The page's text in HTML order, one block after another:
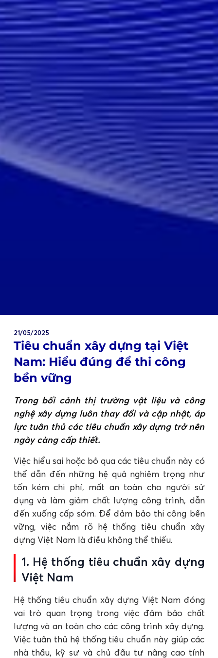
21/05/2025
Tiêu chuẩn xây dựng tại Việt
Nam: Hiểu đúng để thi công
bền vững
Trong bối cảnh thị trường vật liệu và công
nghệ xây dựng luôn thay đổi và cập nhật, áp
lực tuân thủ các tiêu chuẩn xây dựng trở nên
ngày càng cấp thiết.
Việc hiểu sai hoặc bỏ qua các tiêu chuẩn này có
thể dẫn đến những hệ quả nghiêm trọng như
tốn kém chi phí, mất an toàn cho người sử
dụng và làm giảm chất lượng công trình, dẫn
đến xuống cấp sớm. Để đảm bảo thi công bền
vững, việc nắm rõ hệ thống tiêu chuẩn xây
dựng Việt Nam là điều không thể thiếu.
1. Hệ thống tiêu chuẩn xây dựng
Việt Nam
Hệ thống tiêu chuẩn xây dựng Việt Nam đóng
vai trò quan trọng trong việc đảm bảo chất
lượng và an toàn cho các công trình xây dựng.
Việc tuân thủ hệ thống tiêu chuẩn này giúp các
nhà thầu, kỹ sư và chủ đầu tư nâng cao tính